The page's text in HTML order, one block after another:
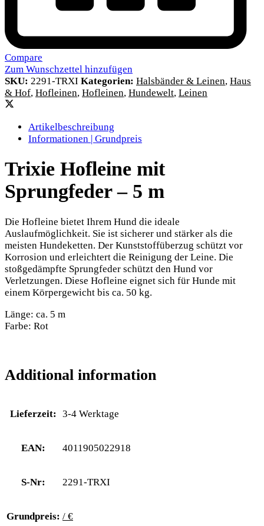
Compare
Zum Wunschzettel hinzufügen
SKU: 2291-TRXI Kategorien: Halsbänder & Leinen, Haus
& Hof, Hofleinen, Hofleinen, Hundewelt, Leinen
Artikelbeschreibung
Informationen | Grundpreis
Trixie Hofleine mit
Sprungfeder – 5 m
Die Hofleine bietet Ihrem Hund die ideale
Auslaufmöglichkeit. Sie ist sicherer und stärker als die
meisten Hundeketten. Der Kunststoffüberzug schützt vor
Korrosion und erleichtert die Reinigung der Leine. Die
stoßgedämpfte Sprungfeder schützt den Hund vor
Verletzungen. Diese Hofleine eignet sich für Hunde mit
einem Körpergewicht bis ca. 50 kg.
Länge: ca. 5 m
Farbe: Rot
Additional information
Lieferzeit: 3-4 Werktage
EAN: 4011905022918
S-Nr: 2291-TRXI
Grundpreis: / €